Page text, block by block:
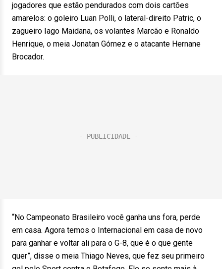
jogadores que estão pendurados com dois cartões
amarelos: o goleiro Luan Polli, o lateral-direito Patric, o
zagueiro Iago Maidana, os volantes Marcão e Ronaldo
Henrique, o meia Jonatan Gómez e o atacante Hernane
Brocador.
“No Campeonato Brasileiro você ganha uns fora, perde
em casa. Agora temos o Internacional em casa de novo
para ganhar e voltar ali para o G-8, que é o que gente
quer”, disse o meia Thiago Neves, que fez seu primeiro